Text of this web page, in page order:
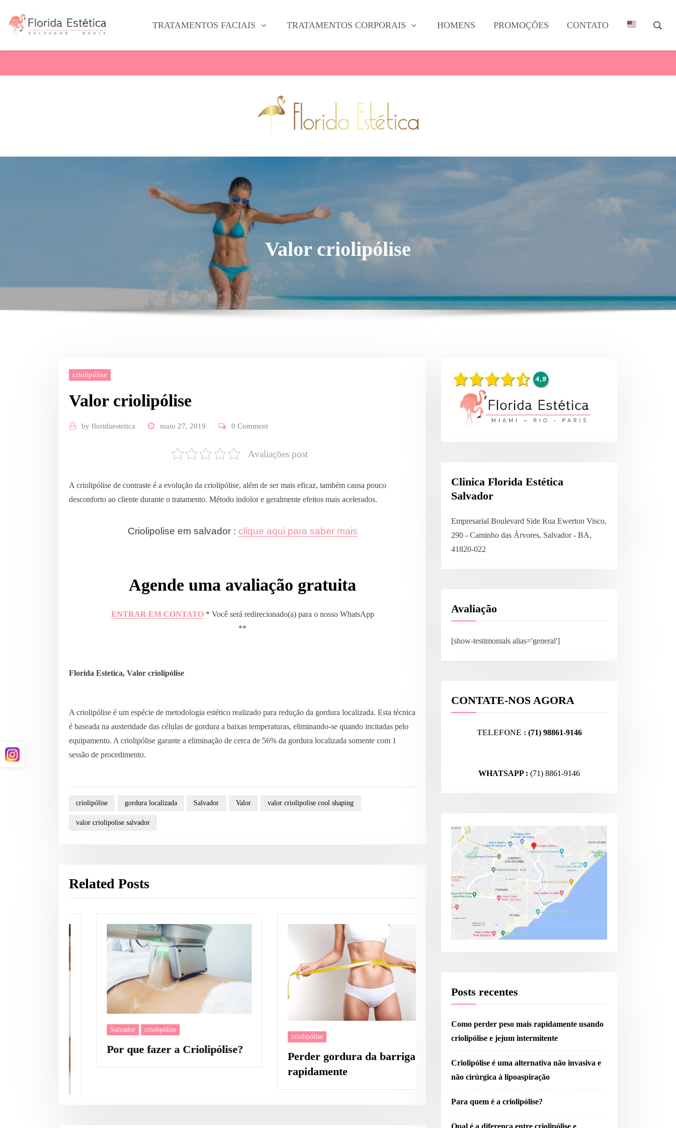
TRATAMENTOS FACIAIS TRATAMENTOS CORPORAIS HOMENS PROMOÇÕES CONTATO
Valor criolipólise
criolipólise
Valor criolipólise
by floridaestetica maio 27, 2019 0 Comment
Avaliações post
A criolipólise de contraste é a evolução da criolipólise, além de ser mais eficaz, também causa pouco
desconforto ao cliente durante o tratamento. Método indolor e geralmente efeitos mais acelerados.
Criolipolise em salvador : clique aqui para saber mais
Agende uma avaliação gratuita
ENTRAR EM CONTATO* Você será redirecionado(a) para o nosso WhatsApp
**
Florida Estetica, Valor criolipólise
A criolipólise é um espécie de metodologia estético realizado para redução da gordura localizada. Esta técnica
é baseada na austeridade das células de gordura a baixas temperaturas, eliminando-se quando incitadas pelo
equipamento. A criolipólise garante a eliminação de cerca de 56% da gordura localizada somente com 1
sessão de procedimento.
criolipólise gordura localizada Salvador Valor valor criolipolise cool shaping
valor criolipolise salvador
Related Posts
criolipólise
Por que fazer a Criolipólise?
criolipólise
Perder gordura da barriga
rapidamente
criolipólise
Criolipolise : O tempo de
tratamento de uma área de 20
por 20 centímetros dura
aproximadamente uma hora
Clinica Florida Estética
Salvador
Empresarial Boulevard Side Rua Ewerton Visco,
290 - Caminho das Árvores, Salvador - BA,
41820-022
Avaliação
[show-testimonials alias='general']
CONTATE-NOS AGORA
TELEFONE : (71) 98861-9146
WHATSAPP : (71) 8861-9146
Posts recentes
Como perder peso mais rapidamente usando
criolipólise e jejum intermitente
Criolipólise é uma alternativa não invasiva e
não cirúrgica à lipoaspiração
Para quem é a criolipólise?